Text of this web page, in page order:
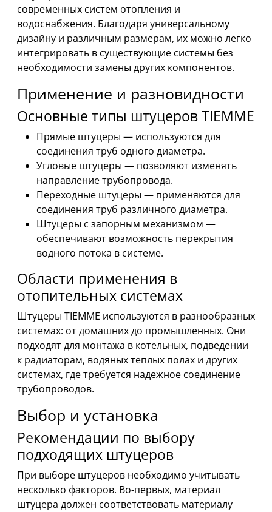
современных систем отопления и
водоснабжения. Благодаря универсальному
дизайну и различным размерам, их можно легко
интегрировать в существующие системы без
необходимости замены других компонентов.
Применение и разновидности
Основные типы штуцеров TIEMME
Прямые штуцеры — используются для
соединения труб одного диаметра.
Угловые штуцеры — позволяют изменять
направление трубопровода.
Переходные штуцеры — применяются для
соединения труб различного диаметра.
Штуцеры с запорным механизмом —
обеспечивают возможность перекрытия
водного потока в системе.
Области применения в
отопительных системах
Штуцеры TIEMME используются в разнообразных
системах: от домашних до промышленных. Они
подходят для монтажа в котельных, подведении
к радиаторам, водяных теплых полах и других
системах, где требуется надежное соединение
трубопроводов.
Выбор и установка
Рекомендации по выбору
подходящих штуцеров
При выборе штуцеров необходимо учитывать
несколько факторов. Во-первых, материал
штуцера должен соответствовать материалу